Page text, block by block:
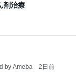
剤治療
by Ameba 2日前